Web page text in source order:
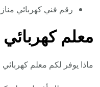
رقم فني كهربائي
معلم
ماذا يوفر لكم معلم كهربائي